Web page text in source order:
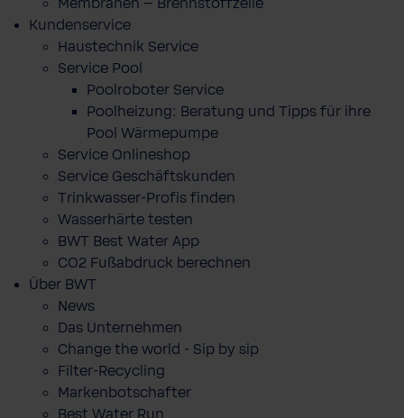
Membranen – Brennstoffzelle
Kundenservice
Haustechnik Service
Service Pool
Poolroboter Service
Poolheizung: Beratung und Tipps für ihre
Pool Wärmepumpe
Service Onlineshop
Service Geschäftskunden
Trinkwasser-Profis finden
Wasserhärte testen
BWT Best Water App
CO2 Fußabdruck berechnen
Über BWT
News
Das Unternehmen
Change the world - Sip by sip
Filter-Recycling
Markenbotschafter
Best Water Run